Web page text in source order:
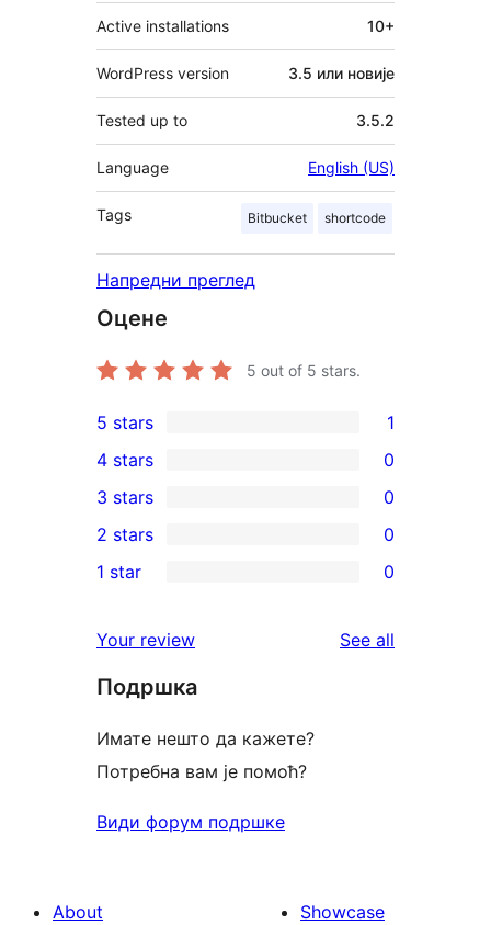
Active installations 10+
WordPress version 3.5 или новије
Tested up to 3.5.2
Language English (US)
Tags Bitbucket shortcode
Напредни преглед
Оцене
5 out of 5 stars.
1
5-
star
review
5 stars 1
4-
star
reviews
4 stars 0
0
3-
star
3 stars 0
2-
reviews
2 stars 0
star
reviews
1 star 0
Your review See all
Подршка
Имате нешто да кажете?
Потребна вам је помоћ?
Види форум подршке
About
Showcase